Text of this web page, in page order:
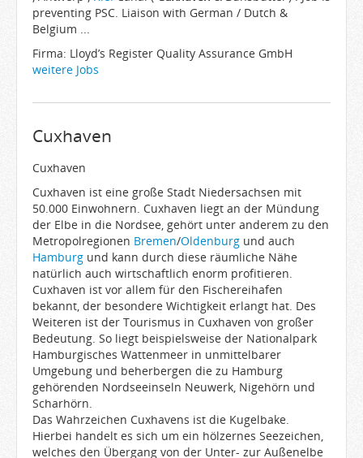
preventing PSC. Liaison with German / Dutch &
Belgium ...
Firma: Lloyd’s Register Quality Assurance GmbH
weitere Jobs
Cuxhaven
Cuxhaven
Cuxhaven ist eine große Stadt Niedersachsen mit
50.000 Einwohnern. Cuxhaven liegt an der Mündung
der Elbe in die Nordsee, gehört unter anderem zu den
Metropolregionen Bremen/Oldenburg und auch
Hamburg und kann durch diese räumliche Nähe
natürlich auch wirtschaftlich enorm profitieren.
Cuxhaven ist vor allem für den Fischereihafen
bekannt, der besondere Wichtigkeit erlangt hat. Des
Weiteren ist der Tourismus in Cuxhaven von großer
Bedeutung. So liegt beispielsweise der Nationalpark
Hamburgisches Wattenmeer in unmittelbarer
Umgebung und beherbergen die zu Hamburg
gehörenden Nordseeinseln Neuwerk, Nigehörn und
Scharhörn.
Das Wahrzeichen Cuxhavens ist die Kugelbake.
Hierbei handelt es sich um ein hölzernes Seezeichen,
welches den Übergang von der Unter- zur Außenelbe